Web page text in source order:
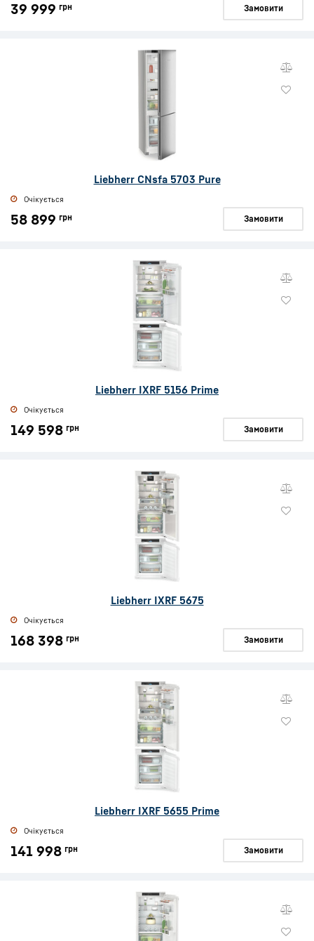
39 999 грн Замовити
Liebherr CNsfa 5703 Pure
Очікується
58 899 грн Замовити
Liebherr IXRF 5156 Prime
Очікується
149 598 грн Замовити
Liebherr IXRF 5675
Очікується
168 398 грн Замовити
Liebherr IXRF 5655 Prime
Очікується
141 998 грн Замовити